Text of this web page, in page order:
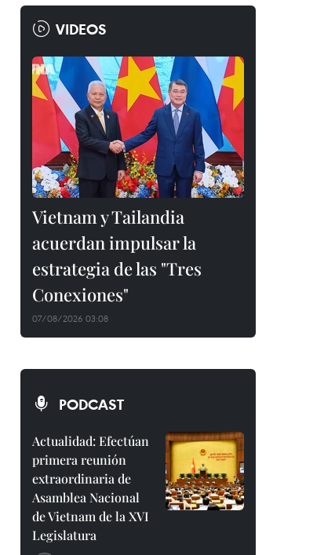
VIDEOS
Vietnam y Tailandia
acuerdan impulsar la
estrategia de las "Tres
Conexiones"
07/08/2026 03:08
PODCAST
Actualidad: Efectúan
primera reunión
extraordinaria de
Asamblea Nacional
de Vietnam de la XVI
Legislatura